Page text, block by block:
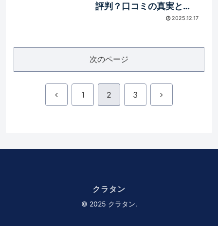
評判？口コミの真実と高
齢者ターゲット説を解説
2025.12.17
次のページ
前 1 2 3 次
クラタン
© 2025 クラタン.